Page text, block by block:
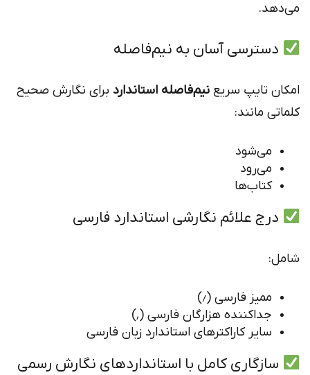
می‌دهد.
دسترسی آسان به نیم‌فاصله
امکان تایپ سریع نیم‌فاصله استاندارد برای نگارش صحیح
کلماتی مانند:
می‌شود
می‌رود
کتاب‌ها
درج علائم نگارشی استاندارد فارسی
شامل:
ممیز فارسی (٫)
جداکننده هزارگان فارسی (٬)
سایر کاراکترهای استاندارد زبان فارسی
سازگاری کامل با استانداردهای نگارش رسمی